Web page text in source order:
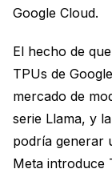
Google Cloud.
El hecho de
TPUs de
mercado de
serie Llama, y
podría generar
Meta introduce